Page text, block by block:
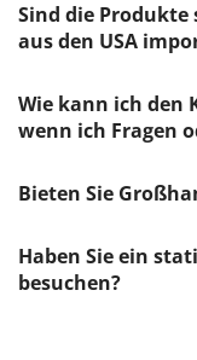
Sind die
aus den USA
Wie kann ich den
wenn ich Fragen
Bieten Sie
Haben Sie ein
besuchen?